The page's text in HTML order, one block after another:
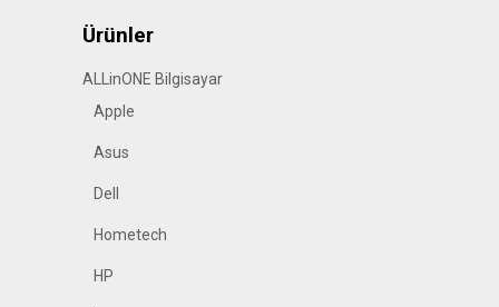
Ürünler
ALLinONE Bilgisayar
Apple
Asus
Dell
Hometech
HP